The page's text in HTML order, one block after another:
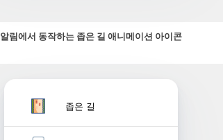
알림에서 동작하는 좁은 길 애니메이션 아이콘
좁은 길